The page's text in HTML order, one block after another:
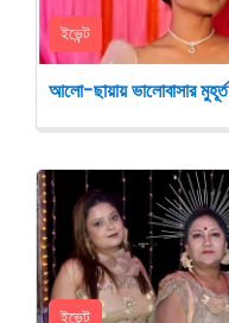
ইভেন্ট
আলো-ছায়ায় ভালোবাসার মুহূর্ত
ইভেন্ট